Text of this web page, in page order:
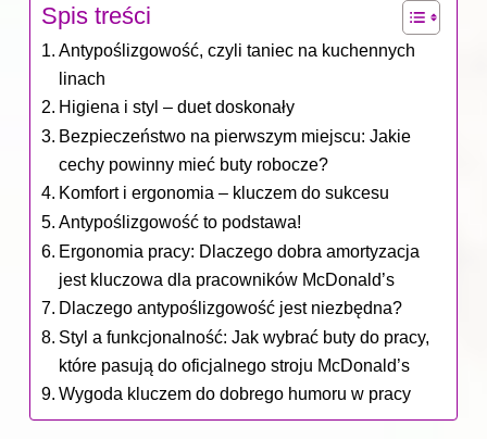
Spis treści
Antypoślizgowość, czyli taniec na kuchennych
linach
Higiena i styl – duet doskonały
Bezpieczeństwo na pierwszym miejscu: Jakie
cechy powinny mieć buty robocze?
Komfort i ergonomia – kluczem do sukcesu
Antypoślizgowość to podstawa!
Ergonomia pracy: Dlaczego dobra amortyzacja
jest kluczowa dla pracowników McDonald’s
Dlaczego antypoślizgowość jest niezbędna?
Styl a funkcjonalność: Jak wybrać buty do pracy,
które pasują do oficjalnego stroju McDonald’s
Wygoda kluczem do dobrego humoru w pracy